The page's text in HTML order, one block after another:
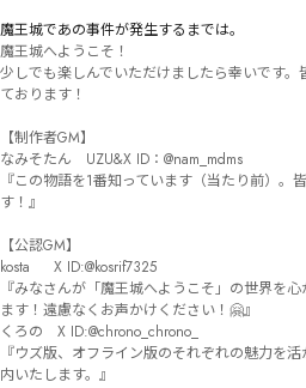
――魔王城であの事件が発生するまでは。
魔王城へようこそ！
少しでも楽しんでいただけましたら幸いです
ております！
【制作者GM】
なみそたん　UZU&X ID：@nam_mdms
『この物語を1番知っています（当たり前）。
す！』
【公認GM】
kosta　  X ID:@kosrif7325
『みなさんが「魔王城へようこそ」の世界を
ます！遠慮なくお声かけください！🤗』
くろの　X ID:@chrono_chrono_
『ウズ版、オフライン版のそれぞれの魅力を
内いたします。』